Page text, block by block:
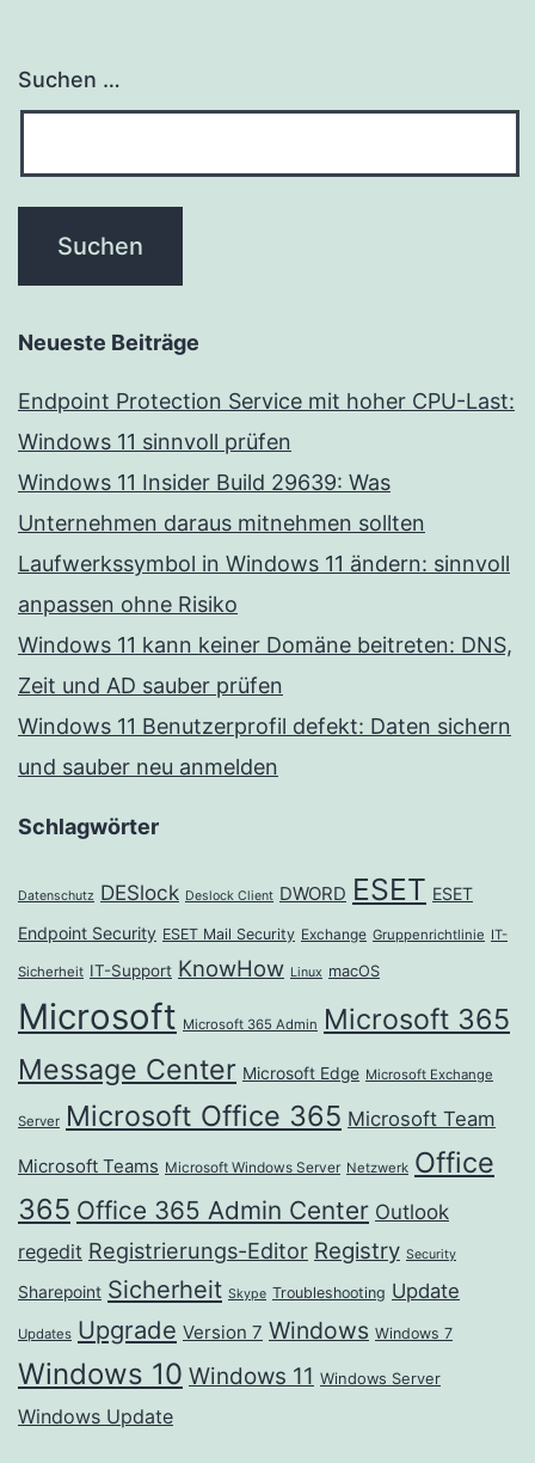
Suchen …
Neueste Beiträge
Endpoint Protection Service mit hoher CPU-Last:
Windows 11 sinnvoll prüfen
Windows 11 Insider Build 29639: Was
Unternehmen daraus mitnehmen sollten
Laufwerkssymbol in Windows 11 ändern: sinnvoll
anpassen ohne Risiko
Windows 11 kann keiner Domäne beitreten: DNS,
Zeit und AD sauber prüfen
Windows 11 Benutzerprofil defekt: Daten sichern
und sauber neu anmelden
Schlagwörter
Datenschutz DESlock Deslock Client DWORD ESET ESET
Endpoint Security ESET Mail Security Exchange Gruppenrichtlinie IT-
Sicherheit IT-Support KnowHow Linux macOS
Microsoft Microsoft 365 Admin Microsoft 365
Message Center Microsoft Edge Microsoft Exchange
Server Microsoft Office 365 Microsoft Team
Microsoft Teams Microsoft Windows Server Netzwerk Office
365 Office 365 Admin Center Outlook
regedit Registrierungs-Editor Registry Security
Sharepoint Sicherheit Skype Troubleshooting Update
Updates Upgrade Version 7 Windows Windows 7
Windows 10 Windows 11 Windows Server
Windows Update